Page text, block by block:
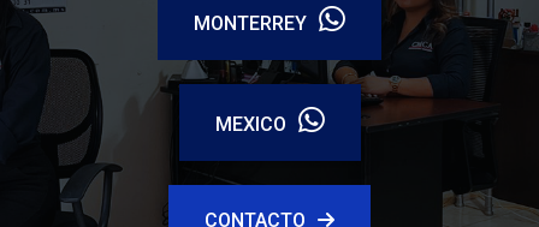
MONTERREY
MEXICO
CONTACTO